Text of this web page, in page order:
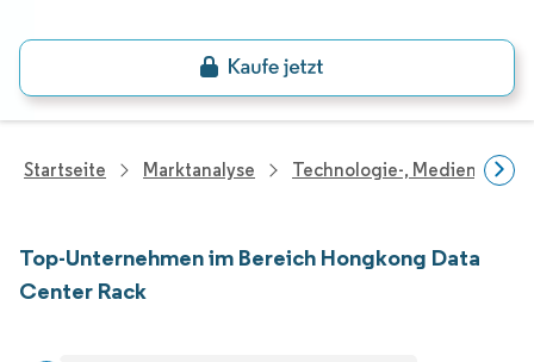
Startseite Marktanalyse Technologie-, Medien- Und
Top-Unternehmen im Bereich Hongkong Data
Center Rack